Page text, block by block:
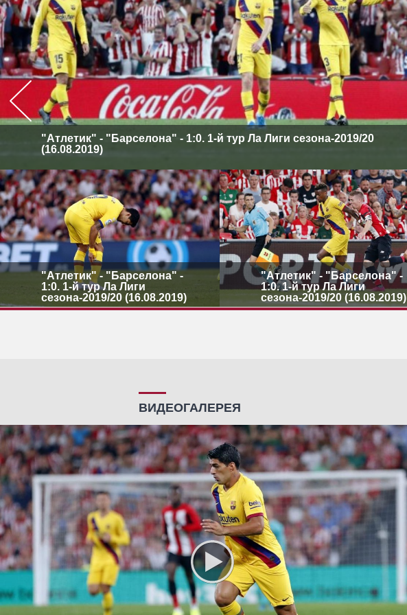
"Атлетик" - "Барселона" - 1:0. 1-й тур Ла Лиги сезона-2019/20
(16.08.2019)
"Атлетик" - "Барселона" -
1:0. 1-й тур Ла Лиги
сезона-2019/20 (16.08.2019)
"Атлетик" - "Барселона" -
1:0. 1-й тур Ла Лиги
сезона-2019/20 (16.08.2019)
ВИДЕОГАЛЕРЕЯ